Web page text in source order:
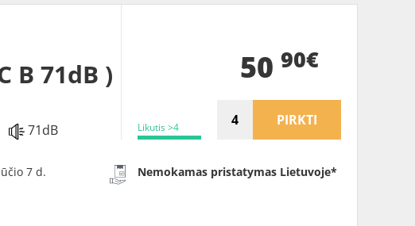
B 71dB )
71dB Likutis >4
50 90€
PIRKTI
7 d. Nemokamas pristatymas Lietuvoje*